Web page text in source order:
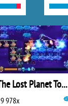
The Lost Planet Tower Defense
978x